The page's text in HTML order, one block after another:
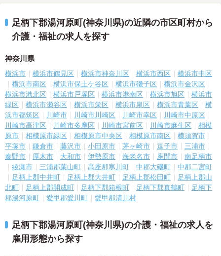
足柄下郡湯河原町(神奈川県)の近隣の市区町村から
介護・福祉の求人を探す
神奈川県
横浜市 横浜市鶴見区 横浜市神奈川区 横浜市西区
横浜市中区
横浜市南区
横浜市保土ケ谷区 横浜市磯子区
横浜市金沢区
横浜市港北区
横浜市戸塚区 横浜市港南区 横浜市旭区
横浜市
緑区
横浜市瀬谷区 横浜市栄区 横浜市泉区 横浜市青葉区
横
浜市都筑区
川崎市 川崎市川崎区 川崎市幸区
川崎市中原区
川崎市高津区
川崎市多摩区 川崎市宮前区 川崎市麻生区
相模
原市
相模原市緑区 相模原市中央区 相模原市南区
横須賀市
平塚市
鎌倉市 藤沢市 小田原市 茅ヶ崎市 逗子市
三浦市
秦野市
厚木市 大和市 伊勢原市 海老名市 座間市
南足柄市
綾瀬市
三浦郡葉山町 高座郡寒川町 中郡大磯町
中郡二宮町
足柄上郡中井町
足柄上郡大井町 足柄上郡松田町
足柄上郡山
北町
足柄上郡開成町 足柄下郡箱根町 足柄下郡真鶴町
足柄下
郡湯河原町
愛甲郡愛川町 愛甲郡清川村
足柄下郡湯河原町(神奈川県)の介護・福祉の求人を
雇用形態から探す